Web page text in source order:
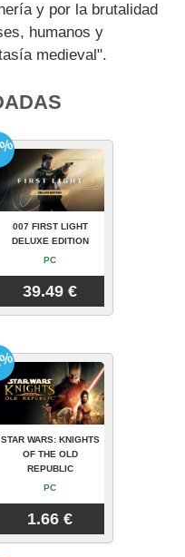
y por la brutalidad
humanos y
medieval".
007 FIRST LIGHT
DELUXE EDITION
PC
39.49 €
STAR WARS: KNIGHTS
OF THE OLD
REPUBLIC
PC
1.66 €